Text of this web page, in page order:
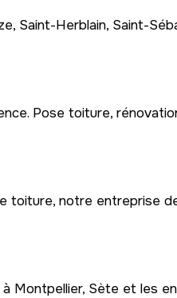
Saint-Herblain, Saint-
Pose toiture,
toiture, notre entreprise
Montpellier, Sète et les